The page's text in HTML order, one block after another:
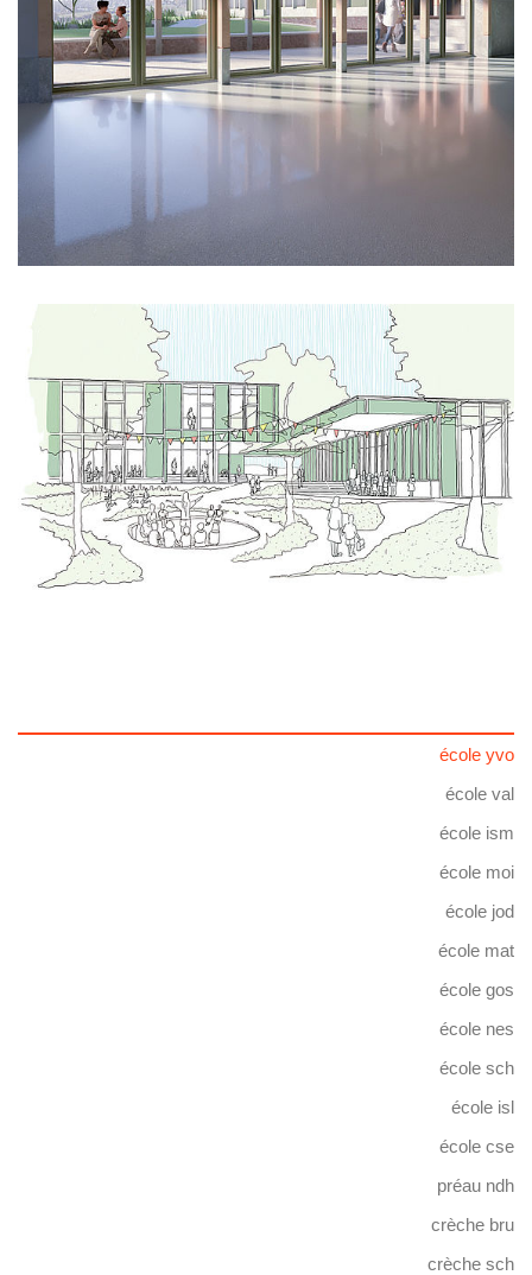
école yvo
école val
école ism
école moi
école jod
école mat
école gos
école nes
école sch
école isl
école cse
préau ndh
crèche bru
crèche sch